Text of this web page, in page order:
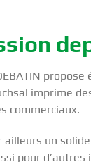
propose
imprime
commerciaux.
ailleurs un
pour